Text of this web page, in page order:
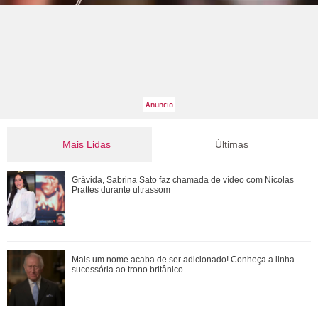
Mais Lidas
Desejada! Relembre os gringos famosos que já se
derreteram por Bruna Marquezine
Relembre as vezes que Virginia Fonseca deu um fim a
polêmicas sem rebater diretamente os fat...
Últimas
Grávida, Sabrina Sato faz chamada de vídeo com Nicolas
Prattes durante ultrassom
Mais um nome acaba de ser adicionado! Conheça a linha
sucessória ao trono britânico